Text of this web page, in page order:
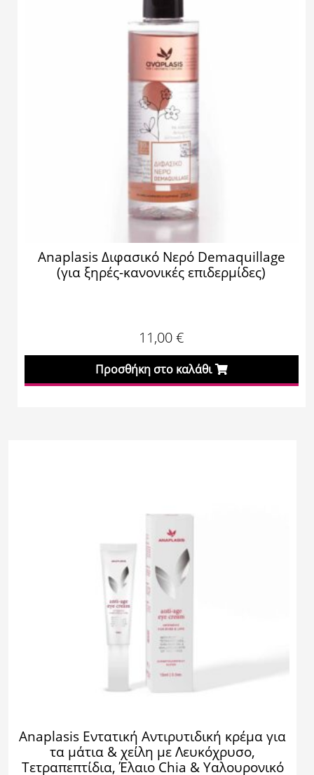
Anaplasis Διφασικό Νερό Demaquillage
(για ξηρές-κανονικές επιδερμίδες)
11,00€
Προσθήκη στο καλάθι
Anaplasis Εντατική Αντιρυτιδική κρέμα για
τα μάτια & χείλη με Λευκόχρυσο,
Τετραπεπτίδια, Έλαιο Chia & Υαλουρονικό